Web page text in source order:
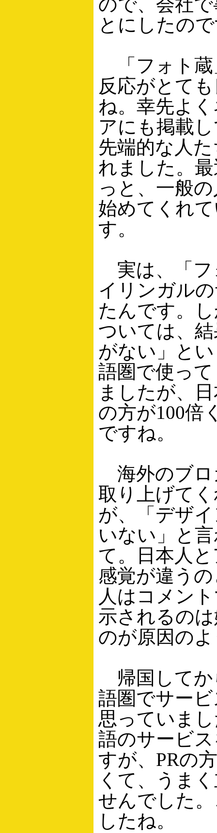
とにしたの
「フォト蔵
反応がとて
ね。幸先よ
アにも掲載
先端的な人
れました。
っと、一般
始めてくれ
す。
実は、「フ
イリンガル
たんです。
ついては、
がない」と
語圏で使っ
ましたが、
の方が100倍
ですね。
海外のブロ
取り上げて
が、「デザ
いない」と
て。日本人
感覚が違う
人はコメン
示されるの
のが原因の
帰国してか
語圏でサー
思っていま
語のサービ
すが、PRの
くて、うま
せんでした
したね。